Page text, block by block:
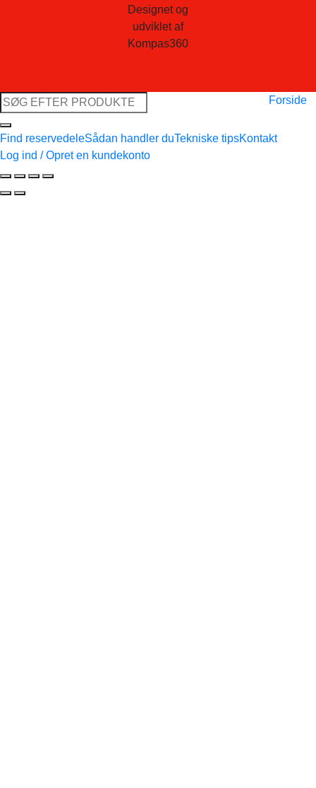
Designet og
udviklet af
Kompas360
Søg
efter:
Forside
Find reservedeleSådan handler duTekniske tipsKontakt
Log ind / Opret en kundekonto